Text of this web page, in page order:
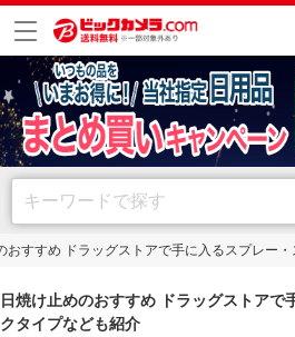
おすすめ ドラッグストアで手に入るスプレー
日焼け止めのおすすめ ドラッグストアで
クタイプなども紹介